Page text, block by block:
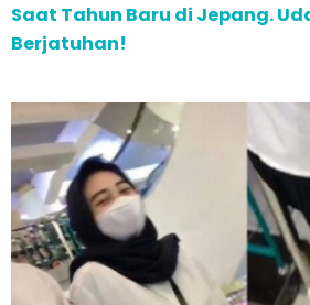
Saat Tahun Baru di Jepang.
Berjatuhan!